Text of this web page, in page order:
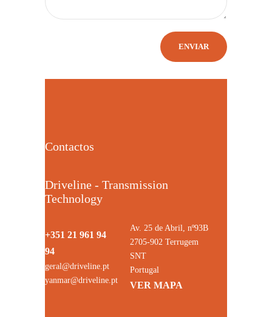
Contactos
Driveline - Transmission
Technology
+351 21 961 94
94
geral@driveline.pt
yanmar@driveline.pt
Av. 25 de Abril, nº93B
2705-902 Terrugem
SNT
Portugal
VER MAPA